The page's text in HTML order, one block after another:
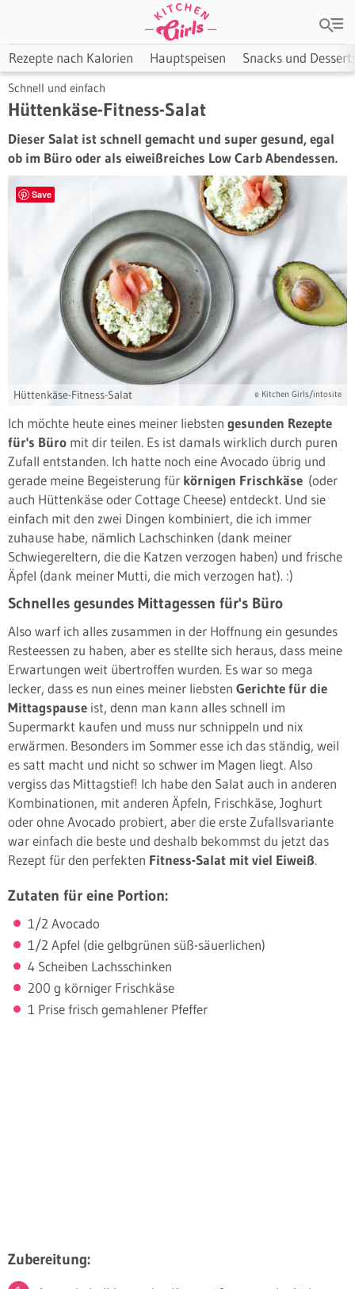
Rezepte nach Kalorien Hauptspeisen Snacks und
Schnell und einfach
Hüttenkäse-Fitness-Salat
Dieser Salat ist schnell gemacht und super gesund, egal
ob im Büro oder als eiweißreiches Low Carb Abendessen.
Save
Hüttenkäse-Fitness-Salat © Kitchen Girls/intosite
Ich möchte heute eines meiner liebsten gesunden Rezepte
für's Büro mit dir teilen. Es ist damals wirklich durch puren
Zufall entstanden. Ich hatte noch eine Avocado übrig und
gerade meine Begeisterung für körnigen Frischkäse (oder
auch Hüttenkäse oder Cottage Cheese) entdeckt. Und sie
einfach mit den zwei Dingen kombiniert, die ich immer
zuhause habe, nämlich Lachschinken (dank meiner
Schwiegereltern, die die Katzen verzogen haben) und frische
Äpfel (dank meiner Mutti, die mich verzogen hat). :)
Schnelles gesundes Mittagessen für's Büro
Also warf ich alles zusammen in der Hoffnung ein gesundes
Resteessen zu haben, aber es stellte sich heraus, dass meine
Erwartungen weit übertroffen wurden. Es war so mega
lecker, dass es nun eines meiner liebsten Gerichte für die
Mittagspause ist, denn man kann alles schnell im
Supermarkt kaufen und muss nur schnippeln und nix
erwärmen. Besonders im Sommer esse ich das ständig, weil
es satt macht und nicht so schwer im Magen liegt. Also
vergiss das Mittagstief! Ich habe den Salat auch in anderen
Kombinationen, mit anderen Äpfeln, Frischkäse, Joghurt
oder ohne Avocado probiert, aber die erste Zufallsvariante
war einfach die beste und deshalb bekommst du jetzt das
Rezept für den perfekten Fitness-Salat mit viel Eiweiß.
Zutaten für eine Portion:
1/2 Avocado
1/2 Apfel (die gelbgrünen süß-säuerlichen)
4 Scheiben Lachsschinken
200 g körniger Frischkäse
1 Prise frisch gemahlener Pfeffer
Zubereitung: